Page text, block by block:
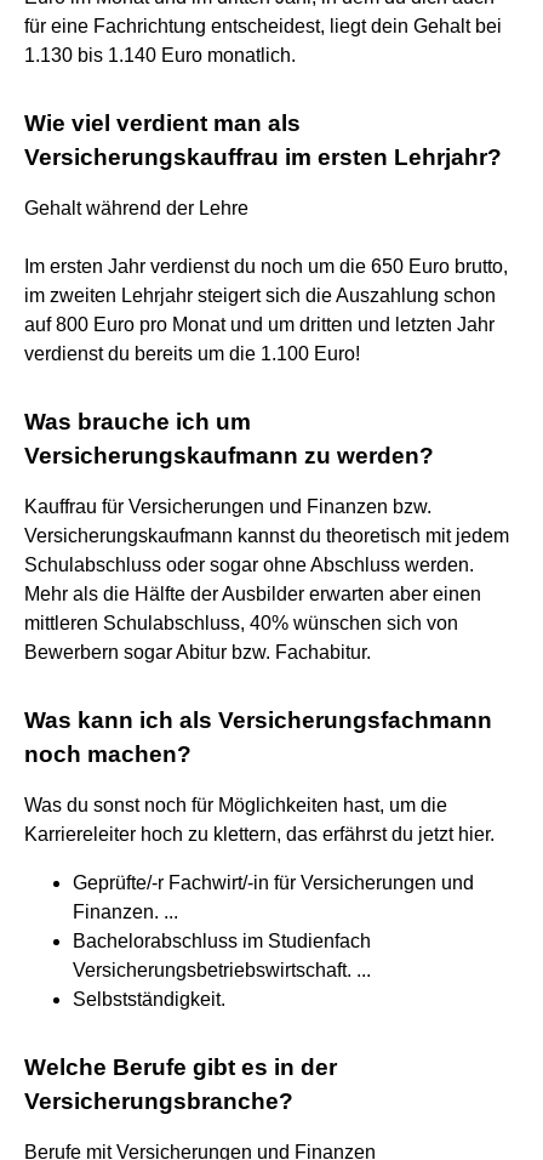
für eine Fachrichtung entscheidest, liegt dein Gehalt bei
1.130 bis 1.140 Euro monatlich.
Wie viel verdient man als
Versicherungskauffrau im ersten Lehrjahr?
Gehalt während der Lehre
Im ersten Jahr verdienst du noch um die 650 Euro brutto,
im zweiten Lehrjahr steigert sich die Auszahlung schon
auf 800 Euro pro Monat und um dritten und letzten Jahr
verdienst du bereits um die 1.100 Euro!
Was brauche ich um
Versicherungskaufmann zu werden?
Kauffrau für Versicherungen und Finanzen bzw.
Versicherungskaufmann kannst du theoretisch mit jedem
Schulabschluss oder sogar ohne Abschluss werden.
Mehr als die Hälfte der Ausbilder erwarten aber einen
mittleren Schulabschluss, 40% wünschen sich von
Bewerbern sogar Abitur bzw. Fachabitur.
Was kann ich als Versicherungsfachmann
noch machen?
Was du sonst noch für Möglichkeiten hast, um die
Karriereleiter hoch zu klettern, das erfährst du jetzt hier.
Geprüfte/-r Fachwirt/-in für Versicherungen und
Finanzen. ...
Bachelorabschluss im Studienfach
Versicherungsbetriebswirtschaft. ...
Selbstständigkeit.
Welche Berufe gibt es in der
Versicherungsbranche?
Berufe mit Versicherungen und Finanzen